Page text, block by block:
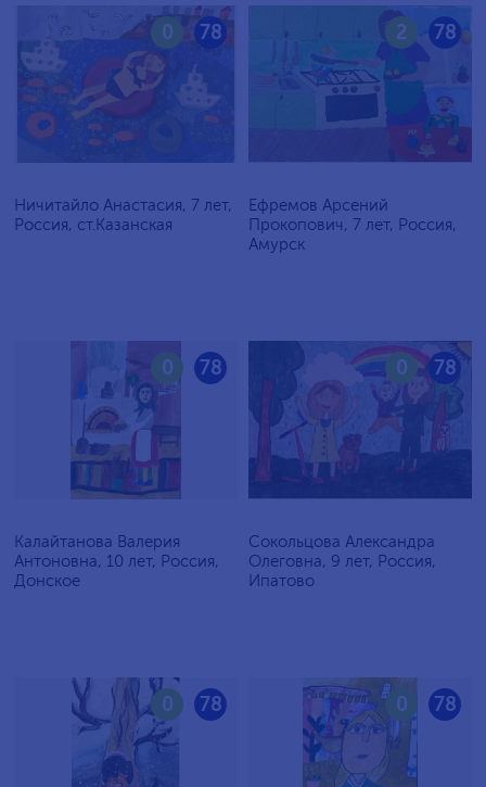
78
0
Ничитайло Анастасия, 7 лет,
Россия, ст.Казанская
78
2
Ефремов Арсений
Прокопович, 7 лет, Россия,
Амурск
78
0
Калайтанова Валерия
Антоновна, 10 лет, Россия,
Донское
78
0
Сокольцова Александра
Олеговна, 9 лет, Россия,
Ипатово
78
0 78
0